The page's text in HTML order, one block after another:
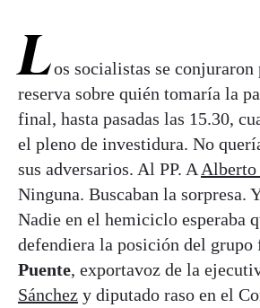
Los socialistas se conjuraron
reserva sobre quién tomaría la
final, hasta pasadas las 15.30,
el pleno de investidura. No
sus adversarios. Al PP. A Alberto
Ninguna. Buscaban la sorpresa.
Nadie en el hemiciclo esperaba
defendiera la posición del grupo
Puente, exportavoz de la
Sánchez y diputado raso en el